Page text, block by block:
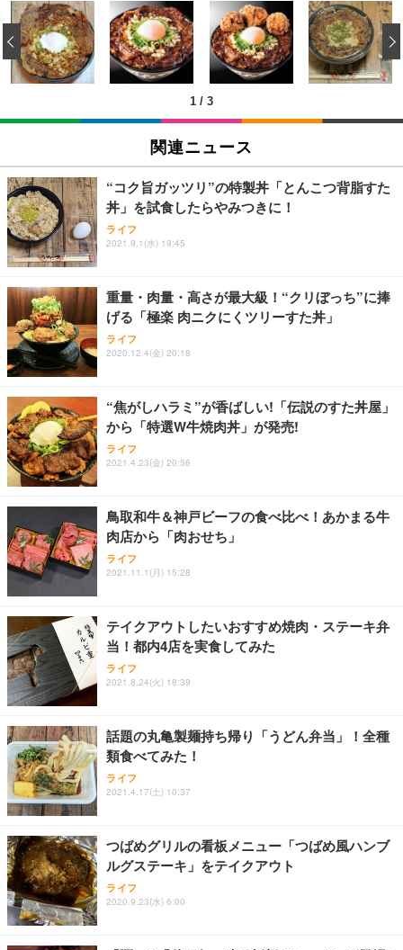
[EdoErgo] オフィスチェア 椅子 テレワーク 疲れな
い 跳ね上げ式アームレスト コンパクト 約105度ロッ
キング pc 事務椅子 360度回転 座面昇降 強化ナイロ
ン樹脂ベース 通気性メッシュ 在宅ワーク H-WY01
(黒網+黒枠+黒足)
￥5,699
SIHOO B100 オフィスチェア／デスクチェア メッシ
ュチェア 人間工学 疲れない ブラック
￥27,999
Sezlife オフィスチェア デスクチェア 疲れない テレ
ワーク チェア 強化バックレスト 30度ロッキング機
能 人間工学 椅子 腰サポート 90度跳ね上げ式アーム
務用 おしゃれ パソコンチェア (ブラック)
Sezlife オフィスチェア デスクチェア 疲れない テレ
ワーク チェア 強化バックレスト 30度ロッキング機
能 人間工学 椅子 腰サポート 90度跳ね上げ式アーム
務用 おしゃれ パソコンチェア (ホワイト)
ANDWINT オフィスチェア デスクチェア 肘なし メ
ッシュ 通気性 ランバーサポート付き 腰サポート ガ
ス圧無段階昇降 360度回転 キャスター付き コンパク
EIZO ビジネス向けプレミアムモニター | FlexScan
EV3240X-WT | 31.5型4K UHD・USB Type-C・ホワ
イト
￥105,595
EIZO ビジネス向けプレミアムモニター | FlexScan
￥109,572
【純正品】27"ゲーミングモニター DualSense 充電
フック付き（CFI-ZDM1J）
【整備済み品】Dell E2724HS 27インチ 液晶モニタ
ー フルHD（1920×1080）VA 非光沢 HDMI/DisplayP
ort/VGA スピーカー内蔵 高さ調整 スイベル VESA対
【MiniLED/24.5inch/280Hz/FHD】GRAPHT THE S
HOOTER Gaming Monitor 24” Essential ゲーミン
グモニター QD 24.5インチ 1ms FHD 量子ドット 残
Amazonベーシック ペットシーツ 薄型 レギュラー 1
回使い捨て 無香料 ホワイト 300枚
￥3,373
Amazonベーシック ペットシーツ 厚型 ワイド 42枚
x2袋(84枚) ホワイト(吸収面:ライトブルー)
￥3,234
ネオ・ルーライフ ネオ・オムツ L 中型犬用 26枚入
り 単品
Smart Basic(スマートベーシック) 【Amazon.co.jp
限定】 Smart Basic アイリスオーヤマ ペットシーツ
超厚型 お徳用 ワイド 100枚入 (x 1) (ケース販売)
アイリスオーヤマ ペットシーツ 超厚型 お徳用 レギ
ュラー 200枚入【Amazon.co.jp限定】
1 / 3
‹
関連ニュース
“コク旨ガッツリ”の特製丼「とんこつ背脂すた
丼」を試食したらやみつきに！
ライフ
2021.9.1(水) 19:45
重量・肉量・高さが最大級！“クリぼっち”に捧
げる「極楽 肉ニクにくツリーすた丼」
ライフ
2020.12.4(金) 20:18
“焦がしハラミ”が香ばしい!「伝説のすた丼屋」
から「特選W牛焼肉丼」が発売!
ライフ
2021.4.23(金) 20:56
鳥取和牛＆神戸ビーフの食べ比べ！あかまる牛
肉店から「肉おせち」
ライフ
2021.11.1(月) 15:28
テイクアウトしたいおすすめ焼肉・ステーキ弁
当！都内4店を実食してみた
ライフ
2021.8.24(火) 18:39
話題の丸亀製麺持ち帰り「うどん弁当」！全種
類食べてみた！
ライフ
2021.4.17(土) 10:37
つばめグリルの看板メニュー「つばめ風ハンブ
ルグステーキ」をテイクアウト
ライフ
2020.9.23(水) 6:00